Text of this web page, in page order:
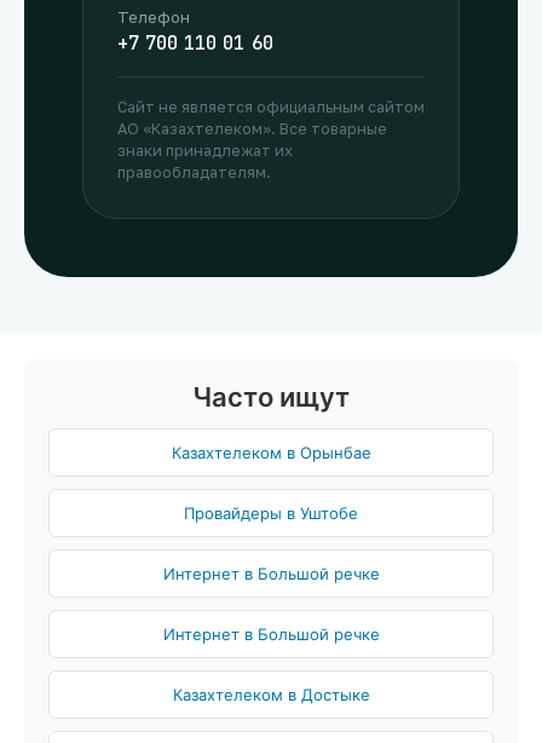
Телефон
+7 700 110 01 60
Сайт не является официальным сайтом
АО «Казахтелеком». Все товарные
знаки принадлежат их
правообладателям.
Часто ищут
Казахтелеком в Орынбае
Провайдеры в Уштобе
Интернет в Большой речке
Интернет в Большой речке
Казахтелеком в Достыке